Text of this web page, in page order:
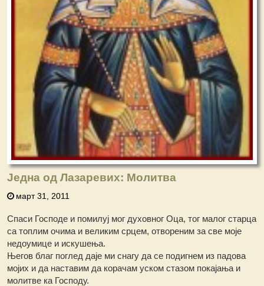
Једна од Лазаревих: Молитва
март 31, 2011
Спаси Господе и помилуј мог духовног Оца, тог малог старца
са топлим очима и великим срцем, отвореним за све моје
недоумице и искушења.
Његов благ поглед даје ми снагу да се подигнем из падова
мојих и да наставим да корачам уском стазом покајања и
молитве ка Господу.